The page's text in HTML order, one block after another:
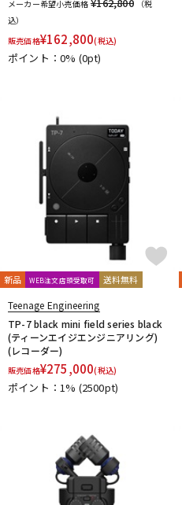
メーカー希望小売価格 ¥162,800
（税
込）
販売価格¥162,800(税込)
ポイント：0% (0pt)
新品 WEB注文店頭受取可 送料無料
Teenage Engineering
TP-7 black mini field series black
(ティーンエイジエンジニアリング)
(レコーダー)
販売価格¥275,000(税込)
ポイント：1% (2500pt)